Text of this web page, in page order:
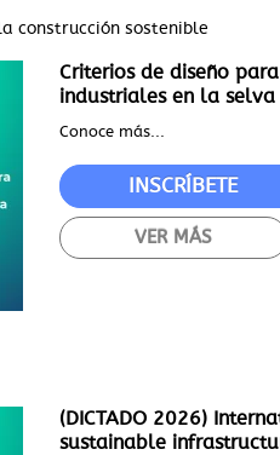
construcción sostenible
Criterios de diseño
industriales en la selva
Conoce más...
INSCRÍBETE
VER MÁS
(DICTADO 2026)
sustainable